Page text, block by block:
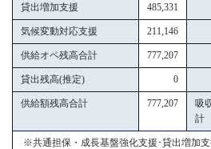
貸出増加支援 485,331
気候変動対応支援 211,146
供給オペ残高合計 777,207
貸出残高(推定) 0
供給額残高合計 777,207
吸
計
※共通担保・成長基盤強化支援･貸出増加